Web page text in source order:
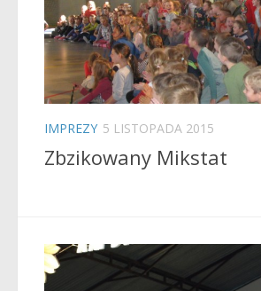
IMPREZY 5 LISTOPADA 2015
Zbzikowany Mikstat